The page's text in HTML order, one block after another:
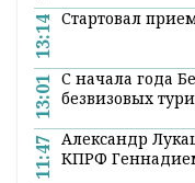
13:14 Стартовал
13:01 С начала года
безвизовых
11:47
Александр
КПРФ